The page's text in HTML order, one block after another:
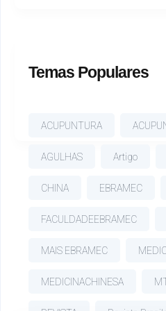
Temas Populares
ACUPUNTURA
AGULHAS Artigo
CHINA EBRAMEC
FACULDADEEBRAMEC
MAIS EBRAMEC
MEDICINACHINESA